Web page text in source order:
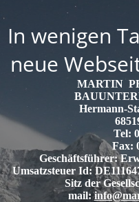
In wenigen
neue
MARTIN
Hermann-
Tel:
Fax:
Geschäftsführer:
Umsatzsteuer Id:
Sitz der
mail: